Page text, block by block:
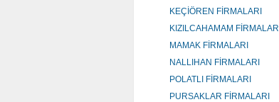
KEÇİÖREN FİRMALARI
KIZILCAHAMAM FİRMALARI
MAMAK FİRMALARI
NALLIHAN FİRMALARI
POLATLI FİRMALARI
PURSAKLAR FİRMALARI